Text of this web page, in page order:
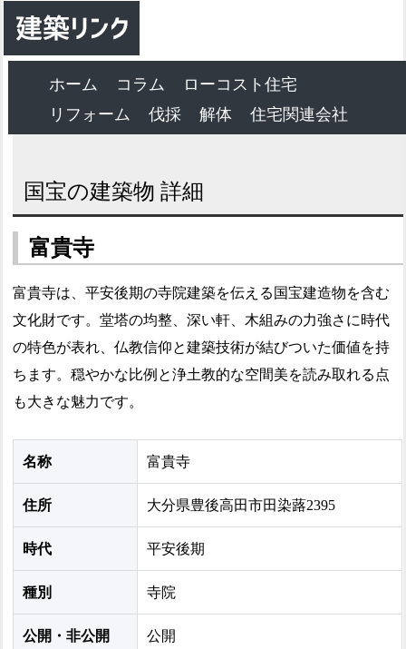
ホーム コラム
ローコスト住宅
リフォーム
伐採 解体 住宅関連会社
国宝の建築物 詳細
富貴寺
富貴寺は、平安後期の寺院建築を伝える国宝建造物を含む
文化財です。堂塔の均整、深い軒、木組みの力強さに時代
の特色が表れ、仏教信仰と建築技術が結びついた価値を持
ちます。穏やかな比例と浄土教的な空間美を読み取れる点
も大きな魅力です。
名称 富貴寺
住所 大分県豊後高田市田染蕗2395
時代 平安後期
種別 寺院
公開・非公開 公開